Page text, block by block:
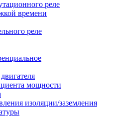
реле
времени
реле
мощности
изоляции/заземления